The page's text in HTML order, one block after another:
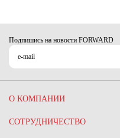
Подпишись на новости FORWARD
О КОМПАНИИ
СОТРУДНИЧЕСТВО